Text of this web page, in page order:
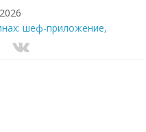
шеф-приложение,
полётах дронов и